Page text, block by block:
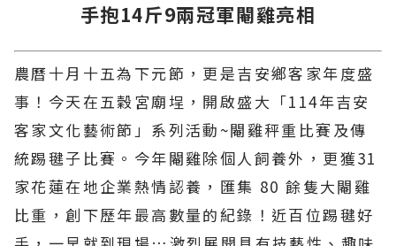
手抱14斤9兩冠軍閹雞亮相
農曆十月十五為下元節，更是吉安鄉客家年度盛
事！今天在五穀宮廟埕，開啟盛大「114年吉安
客家文化藝術節」系列活動~閹雞秤重比賽及傳
統踢毽子比賽。今年閹雞除個人飼養外，更獲31
家花蓮在地企業熱情認養，匯集 80 餘隻大閹雞
比重，創下歷年最高數量的紀錄！近百位踢毽好